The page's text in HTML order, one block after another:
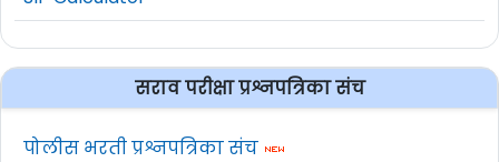
सराव परीक्षा प्रश्नपत्रिका संच
पोलीस भरती प्रश्नपत्रिका संच